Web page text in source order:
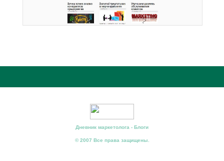
Дневник маркетолога - Блоги
© 2007 Все права защищены.